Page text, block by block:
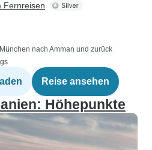
Fernreisen
nach Amman und zurück
Reise ansehen
Höhepunkte